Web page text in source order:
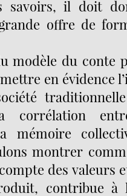
savoirs, il doit
offre de
modèle du conte
en évidence
corrélation
mémoire
montrer
des valeurs
contribue à